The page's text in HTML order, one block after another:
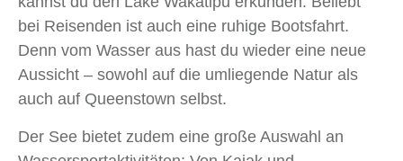
bei Reisenden ist auch eine ruhige Bootsfahrt.
Denn vom Wasser aus hast du wieder eine neue
Aussicht – sowohl auf die umliegende Natur als
auch auf Queenstown selbst.
Der See bietet zudem eine große Auswahl an